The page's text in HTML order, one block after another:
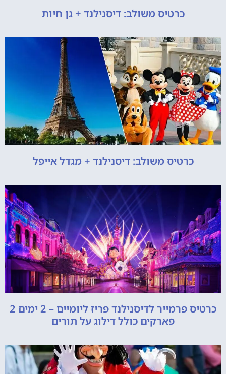
כרטיס משולב: דיסנילנד + גן חיות
כרטיס משולב: דיסנילנד + מגדל אייפל
כרטיס פרמייר לדיסנילנד פריז ליומיים – 2 ימים 2
פארקים כולל דילוג על תורים